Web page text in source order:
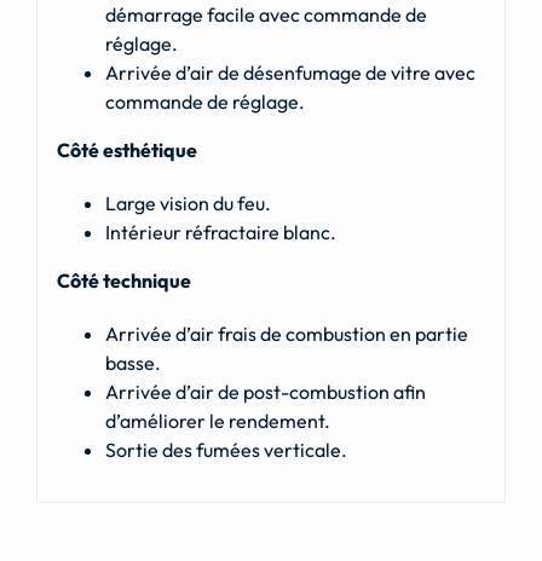
démarrage facile avec commande de
réglage.
Arrivée d’air de désenfumage de vitre avec
commande de réglage.
Côté esthétique
Large vision du feu.
Intérieur réfractaire blanc.
Côté technique
Arrivée d’air frais de combustion en partie
basse.
Arrivée d’air de post-combustion afin
d’améliorer le rendement.
Sortie des fumées verticale.